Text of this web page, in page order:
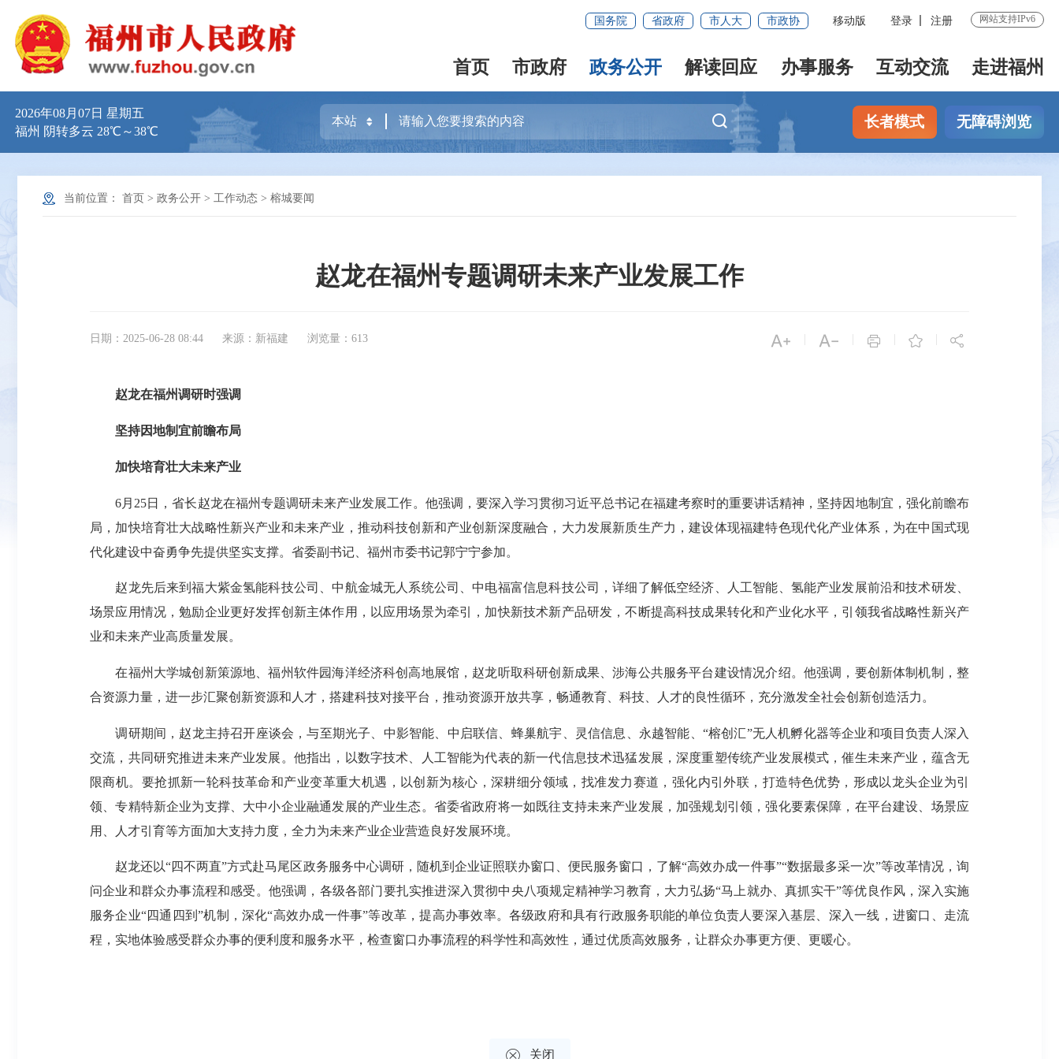
国务院 省政府 市人大 市政协 移动版 登录 注册 网站支持IPv6
首页 市政府 政务公开 解读回应 办事服务 互动交流 走进福州
2026年08月07日 星期五
福州 阴转多云 28℃～38℃
长者模式 无障碍浏览
当前位置： 首页 > 政务公开 > 工作动态 > 榕城要闻
赵龙在福州专题调研未来产业发展工作
日期：2025-06-28 08:44 来源：新福建 浏览量：613  |  |  |  | 
赵龙在福州调研时强调
坚持因地制宜前瞻布局
加快培育壮大未来产业
6月25日，省长赵龙在福州专题调研未来产业发展工作。他强调，要深入学习贯彻习近平总书记在福建考察时的重要讲话精神，坚持因地制宜，强化前瞻布
局，加快培育壮大战略性新兴产业和未来产业，推动科技创新和产业创新深度融合，大力发展新质生产力，建设体现福建特色现代化产业体系，为在中国式现
代化建设中奋勇争先提供坚实支撑。省委副书记、福州市委书记郭宁宁参加。
赵龙先后来到福大紫金氢能科技公司、中航金城无人系统公司、中电福富信息科技公司，详细了解低空经济、人工智能、氢能产业发展前沿和技术研发、
场景应用情况，勉励企业更好发挥创新主体作用，以应用场景为牵引，加快新技术新产品研发，不断提高科技成果转化和产业化水平，引领我省战略性新兴产
业和未来产业高质量发展。
在福州大学城创新策源地、福州软件园海洋经济科创高地展馆，赵龙听取科研创新成果、涉海公共服务平台建设情况介绍。他强调，要创新体制机制，整
合资源力量，进一步汇聚创新资源和人才，搭建科技对接平台，推动资源开放共享，畅通教育、科技、人才的良性循环，充分激发全社会创新创造活力。
调研期间，赵龙主持召开座谈会，与至期光子、中影智能、中启联信、蜂巢航宇、灵信信息、永越智能、“榕创汇”无人机孵化器等企业和项目负责人深入
交流，共同研究推进未来产业发展。他指出，以数字技术、人工智能为代表的新一代信息技术迅猛发展，深度重塑传统产业发展模式，催生未来产业，蕴含无
限商机。要抢抓新一轮科技革命和产业变革重大机遇，以创新为核心，深耕细分领域，找准发力赛道，强化内引外联，打造特色优势，形成以龙头企业为引
领、专精特新企业为支撑、大中小企业融通发展的产业生态。省委省政府将一如既往支持未来产业发展，加强规划引领，强化要素保障，在平台建设、场景应
用、人才引育等方面加大支持力度，全力为未来产业企业营造良好发展环境。
赵龙还以“四不两直”方式赴马尾区政务服务中心调研，随机到企业证照联办窗口、便民服务窗口，了解“高效办成一件事”“数据最多采一次”等改革情况，询
问企业和群众办事流程和感受。他强调，各级各部门要扎实推进深入贯彻中央八项规定精神学习教育，大力弘扬“马上就办、真抓实干”等优良作风，深入实施
服务企业“四通四到”机制，深化“高效办成一件事”等改革，提高办事效率。各级政府和具有行政服务职能的单位负责人要深入基层、深入一线，进窗口、走流
程，实地体验感受群众办事的便利度和服务水平，检查窗口办事流程的科学性和高效性，通过优质高效服务，让群众办事更方便、更暖心。
关闭